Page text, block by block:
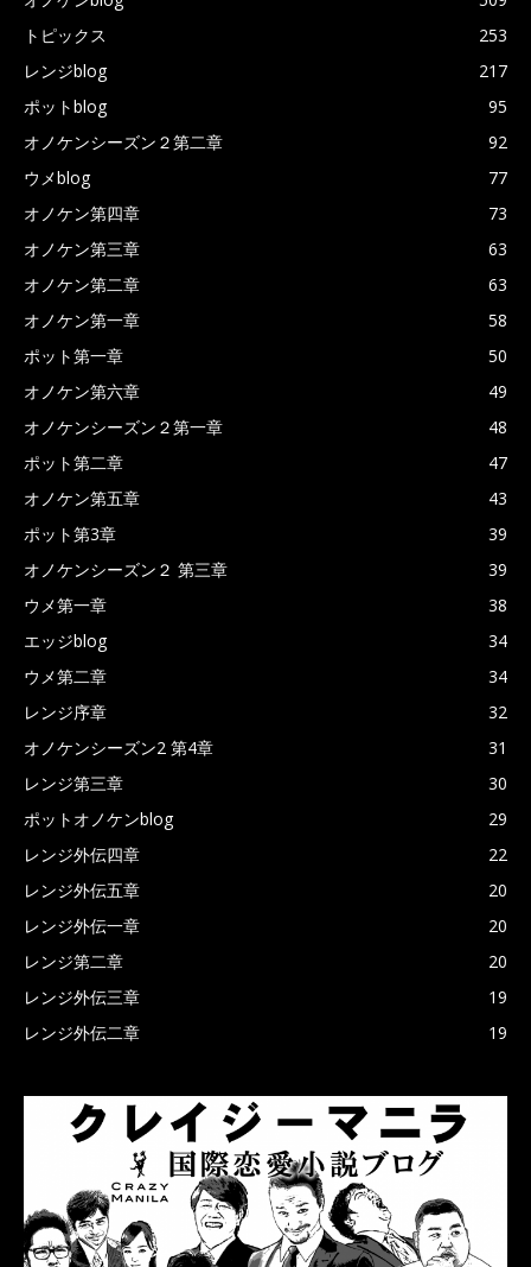
トピックス
253
レンジblog
217
ポットblog
95
オノケンシーズン２第二章
92
ウメblog
77
オノケン第四章
73
オノケン第三章
63
オノケン第二章
63
オノケン第一章
58
ポット第一章
50
オノケン第六章
49
オノケンシーズン２第一章
48
ポット第二章
47
オノケン第五章
43
ポット第3章
39
オノケンシーズン２ 第三章
39
ウメ第一章
38
エッジblog
34
ウメ第二章
34
レンジ序章
32
オノケンシーズン2 第4章
31
レンジ第三章
30
ポットオノケンblog
29
レンジ外伝四章
22
レンジ外伝五章
20
レンジ外伝一章
20
レンジ第二章
20
レンジ外伝三章
19
レンジ外伝二章
19